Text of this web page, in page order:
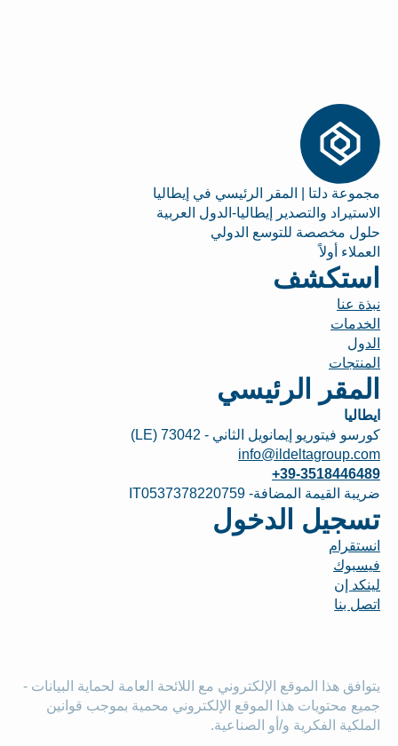
مجموعة دلتا | المقر الرئيسي في إيطاليا
الاستيراد والتصدير إيطاليا-الدول العربية
حلول مخصصة للتوسع الدولي
العملاء أولاً
استكشف
نبذة عنا
الخدمات
الدول
المنتجات
المقر الرئيسي
ايطاليا
كورسو فيتوريو إيمانويل الثاني - 73042 (LE)
info@ildeltagroup.com
+39-3518446489
ضريبة القيمة المضافة- IT0537378220759
تسجيل الدخول
انستقرام
فيسبوك
لينكد إن
اتصل بنا
يتوافق هذا الموقع الإلكتروني مع اللائحة العامة لحماية البيانات -
جميع محتويات هذا الموقع الإلكتروني محمية بموجب قوانين
الملكية الفكرية و/أو الصناعية.